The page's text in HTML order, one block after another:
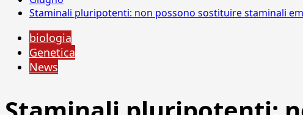
Staminali pluripotenti: non possono sostituire staminali
biologia
Genetica
News